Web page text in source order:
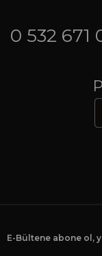
0 532 671
E-Bültene abone ol,